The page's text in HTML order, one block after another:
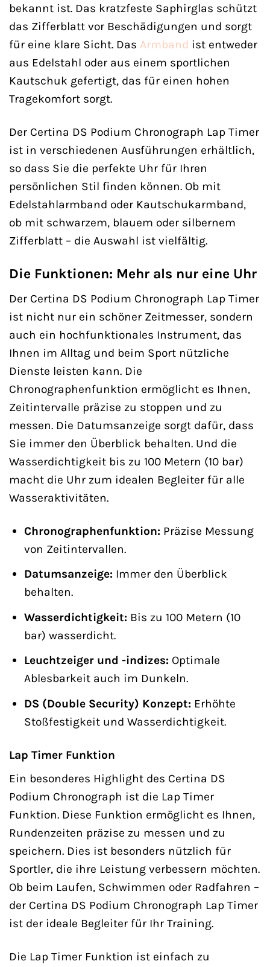
bekannt ist. Das kratzfeste Saphirglas schützt
das Zifferblatt vor Beschädigungen und sorgt
für eine klare Sicht. Das Armband ist entweder
aus Edelstahl oder aus einem sportlichen
Kautschuk gefertigt, das für einen hohen
Tragekomfort sorgt.
Der Certina DS Podium Chronograph Lap Timer
ist in verschiedenen Ausführungen erhältlich,
so dass Sie die perfekte Uhr für Ihren
persönlichen Stil finden können. Ob mit
Edelstahlarmband oder Kautschukarmband,
ob mit schwarzem, blauem oder silbernem
Zifferblatt – die Auswahl ist vielfältig.
Die Funktionen: Mehr als nur eine Uhr
Der Certina DS Podium Chronograph Lap Timer
ist nicht nur ein schöner Zeitmesser, sondern
auch ein hochfunktionales Instrument, das
Ihnen im Alltag und beim Sport nützliche
Dienste leisten kann. Die
Chronographenfunktion ermöglicht es Ihnen,
Zeitintervalle präzise zu stoppen und zu
messen. Die Datumsanzeige sorgt dafür, dass
Sie immer den Überblick behalten. Und die
Wasserdichtigkeit bis zu 100 Metern (10 bar)
macht die Uhr zum idealen Begleiter für alle
Wasseraktivitäten.
Chronographenfunktion:Präzise Messung
von Zeitintervallen.
Datumsanzeige:Immer den Überblick
behalten.
Wasserdichtigkeit:Bis zu 100 Metern (10
bar) wasserdicht.
Leuchtzeiger und -indizes:Optimale
Ablesbarkeit auch im Dunkeln.
DS (Double Security) Konzept:Erhöhte
Stoßfestigkeit und Wasserdichtigkeit.
Lap Timer Funktion
Ein besonderes Highlight des Certina DS
Podium Chronograph ist die Lap Timer
Funktion. Diese Funktion ermöglicht es Ihnen,
Rundenzeiten präzise zu messen und zu
speichern. Dies ist besonders nützlich für
Sportler, die ihre Leistung verbessern möchten.
Ob beim Laufen, Schwimmen oder Radfahren –
der Certina DS Podium Chronograph Lap Timer
ist der ideale Begleiter für Ihr Training.
Die Lap Timer Funktion ist einfach zu